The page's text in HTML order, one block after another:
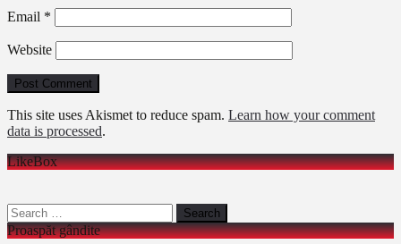
Email *
Website
This site uses Akismet to reduce spam. Learn how your comment
data is processed.
LikeBox
Search
for:
Proaspăt gândite